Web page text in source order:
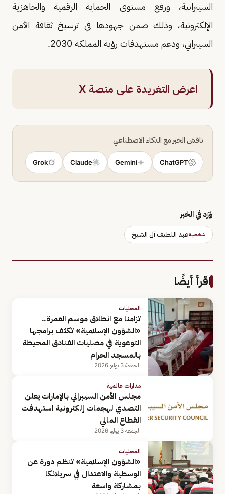
السيبرانية، ورفع مستوى الحماية الرقمية والجاهزية
الإلكترونية، وذلك ضمن جهودها في ترسيخ ثقافة الأمن
السيبراني، ودعم مستهدفات رؤية المملكة 2030.
اعرض التغريدة على منصة X
ناقش الخبر مع الذكاء الاصطناعي
ChatGPT
Gemini
Claude
Grok
وَرَد في الخبر
شخصيةعبد اللطيف آل الشيخ
اقرأ أيضًا
المحليات
تزامنا مع انطلاق موسم العمرة..
«الشؤون الإسلامية» تكثف برامجها
التوعوية في مصليات الفنادق المحيطة
بالمسجد الحرام
الجمعة 3 يوليو 2026
مدارات عالمية
مجلس الأمن السيبراني بالإمارات يعلن
التصدي لهجمات إلكترونية استهدفت
القطاع المالي
الجمعة 3 يوليو 2026
المحليات
«الشؤون الإسلامية» تنظم دورة عن
الوسطية والاعتدال في سريلانكا
بمشاركة واسعة